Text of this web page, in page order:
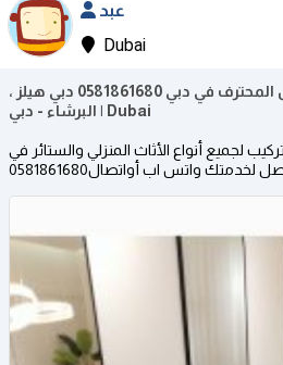
عبد
Dubai
نجار أيكيا وخزائن ملابس المحترف في دبي 0581861680 دبي هيلز ،
البرشاء - دبي | Dubai
لجميع أنواع الأثاث المنزلي والستائر في
واتس اب أواتصال0581861680